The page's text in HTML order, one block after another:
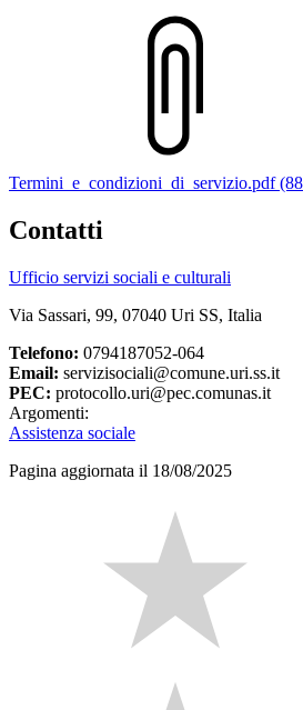
Termini_e_condizioni_di_servizio.pdf
Contatti
Ufficio servizi sociali e culturali
Via Sassari, 99, 07040 Uri SS, Italia
Telefono: 0794187052-064
Email: servizisociali@comune.uri.ss.it
PEC: protocollo.uri@pec.comunas.it
Argomenti:
Assistenza sociale
Pagina aggiornata il 18/08/2025